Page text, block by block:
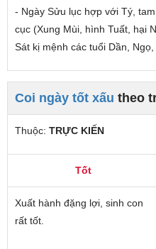
- Ngày Sửu lục hợp với Tý,
cục (Xung Mùi, hình Tuất, hại
Sát kị mệnh các tuổi Dần, Ngọ,
Coi ngày tốt xấu theo
Thuộc: TRỰC KIẾN
Tốt
Xuất hành đặng lợi, sinh con
rất tốt.